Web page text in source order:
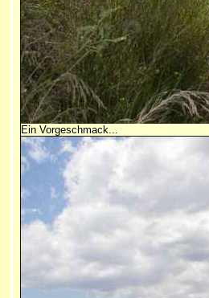
Ein Vorgeschmack...